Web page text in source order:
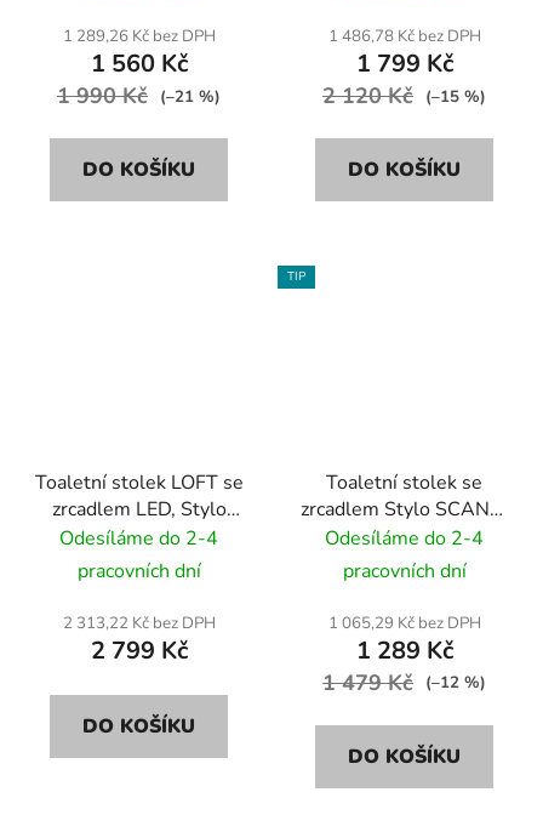
1 289,26 Kč bez DPH
1 560 Kč
1 990 Kč (–21 %)
DO KOŠÍKU
1 486,78 Kč bez DPH
1 799 Kč
2 120 Kč (–15 %)
DO KOŠÍKU
Toaletní stolek LOFT se
zrcadlem LED, Stylo
SCANDI - dub sonoma
Odesíláme do 2-4
pracovních dní
2 313,22 Kč bez DPH
2 799 Kč
DO KOŠÍKU
TIP
Toaletní stolek se
zrcadlem Stylo SCANDI
- barva dřeva / bílý
Odesíláme do 2-4
pracovních dní
1 065,29 Kč bez DPH
1 289 Kč
1 479 Kč (–12 %)
DO KOŠÍKU